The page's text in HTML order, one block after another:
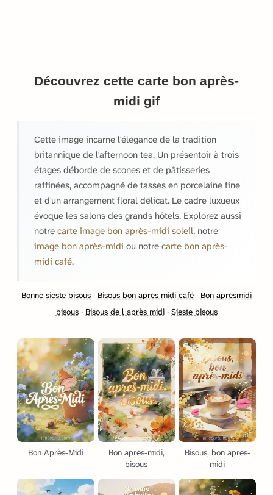
Découvrez cette carte bon après-
midi gif
Cette image incarne l'élégance de la tradition
britannique de l'afternoon tea. Un présentoir à trois
étages déborde de scones et de pâtisseries
raffinées, accompagné de tasses en porcelaine fine
et d'un arrangement floral délicat. Le cadre luxueux
évoque les salons des grands hôtels. Explorez aussi
notre carte image bon après-midi soleil, notre
image bon après-midi ou notre carte bon après-
midi café.
Bonne sieste bisous · Bisous bon après midi café · Bon aprèsmidi
bisous· Bisous de l après midi· Sieste bisous
Bon Après-Midi
Bon après-midi,
bisous
Bisous, bon après-
midi